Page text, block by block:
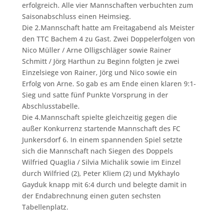
erfolgreich. Alle vier Mannschaften verbuchten zum
Saisonabschluss einen Heimsieg.
Die 2.Mannschaft hatte am Freitagabend als Meister
den TTC Bachem 4 zu Gast. Zwei Doppelerfolgen von
Nico Müller / Arne Olligschläger sowie Rainer
Schmitt / Jörg Harthun zu Beginn folgten je zwei
Einzelsiege von Rainer, Jörg und Nico sowie ein
Erfolg von Arne. So gab es am Ende einen klaren 9:1-
Sieg und satte fünf Punkte Vorsprung in der
Abschlusstabelle.
Die 4.Mannschaft spielte gleichzeitig gegen die
außer Konkurrenz startende Mannschaft des FC
Junkersdorf 6. In einem spannenden Spiel setzte
sich die Mannschaft nach Siegen des Doppels
Wilfried Quaglia / Silvia Michalik sowie im Einzel
durch Wilfried (2), Peter Kliem (2) und Mykhaylo
Gayduk knapp mit 6:4 durch und belegte damit in
der Endabrechnung einen guten sechsten
Tabellenplatz.